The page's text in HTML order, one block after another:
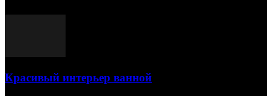
Красивый интерьер ванной